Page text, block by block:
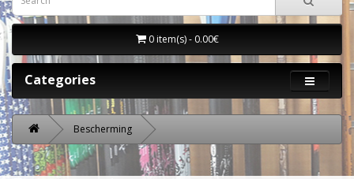
0 item(s) - 0.00€
Categories
Bescherming